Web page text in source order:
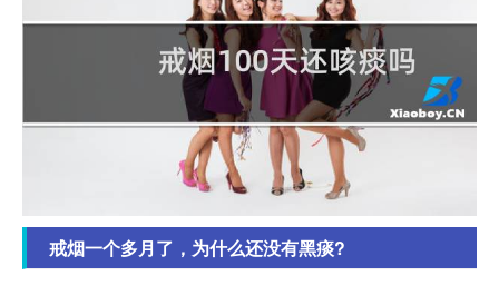
戒烟一个多月了，为什么还没有黑痰?